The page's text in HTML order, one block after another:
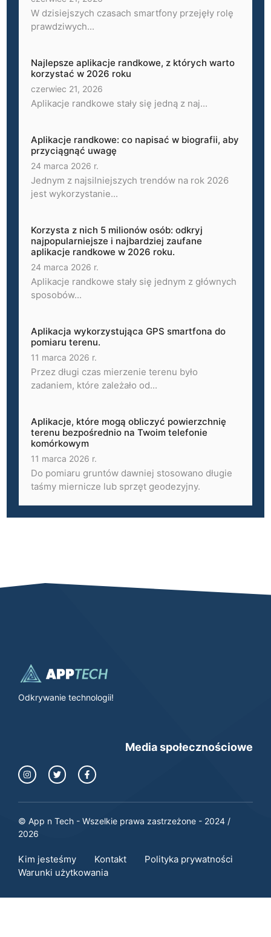
W dzisiejszych czasach smartfony przejęły rolę
prawdziwych...
Najlepsze aplikacje randkowe, z których warto
korzystać w 2026 roku
czerwiec 21, 2026
Aplikacje randkowe stały się jedną z naj...
Aplikacje randkowe: co napisać w biografii, aby
przyciągnąć uwagę
24 marca 2026 r.
Jednym z najsilniejszych trendów na rok 2026
jest wykorzystanie...
Korzysta z nich 5 milionów osób: odkryj
najpopularniejsze i najbardziej zaufane
aplikacje randkowe w 2026 roku.
24 marca 2026 r.
Aplikacje randkowe stały się jednym z głównych
sposobów...
Aplikacja wykorzystująca GPS smartfona do
pomiaru terenu.
11 marca 2026 r.
Przez długi czas mierzenie terenu było
zadaniem, które zależało od...
Aplikacje, które mogą obliczyć powierzchnię
terenu bezpośrednio na Twoim telefonie
komórkowym
11 marca 2026 r.
Do pomiaru gruntów dawniej stosowano długie
taśmy miernicze lub sprzęt geodezyjny.
Odkrywanie technologii!
Media społecznościowe
© App n Tech - Wszelkie prawa zastrzeżone - 2024 /
2026
Kim jesteśmy Kontakt
Polityka prywatności
Warunki użytkowania